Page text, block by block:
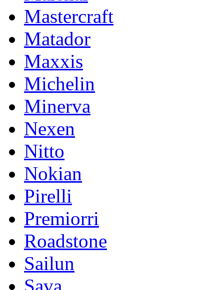
Mastercraft
Matador
Maxxis
Michelin
Minerva
Nexen
Nitto
Nokian
Pirelli
Premiorri
Roadstone
Sailun
Sava